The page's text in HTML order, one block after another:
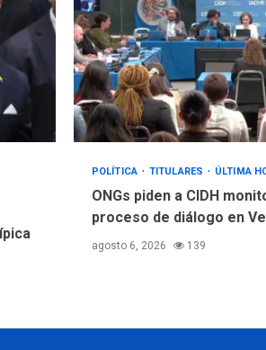
POLÍTICA TITULARES ÚLTIMA
ONGs piden a CIDH
proceso de diálogo en
agosto 6, 2026 139